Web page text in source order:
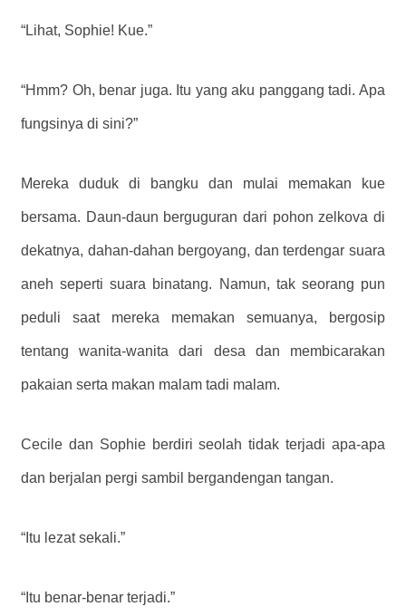
“Lihat, Sophie! Kue.”
“Hmm? Oh, benar juga. Itu yang aku panggang tadi. Apa
fungsinya di sini?”
Mereka duduk di bangku dan mulai memakan kue
bersama. Daun-daun berguguran dari pohon zelkova di
dekatnya, dahan-dahan bergoyang, dan terdengar suara
aneh seperti suara binatang. Namun, tak seorang pun
peduli saat mereka memakan semuanya, bergosip
tentang wanita-wanita dari desa dan membicarakan
pakaian serta makan malam tadi malam.
Cecile dan Sophie berdiri seolah tidak terjadi apa-apa
dan berjalan pergi sambil bergandengan tangan.
“Itu lezat sekali.”
“Itu benar-benar terjadi.”